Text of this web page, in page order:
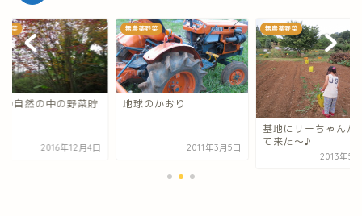
野菜
の自然の中の野菜貯
2016年12月4日
無農薬野菜
地球のかおり
2011年3月5日
無農薬野菜
基地にサーちゃんが
て来た～♪
2013年5